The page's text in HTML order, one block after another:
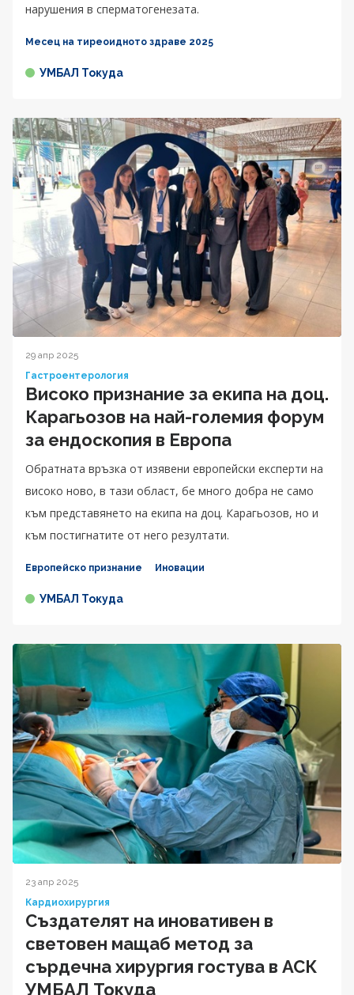
нарушения в сперматогенезата.
Месец на тиреоидното здраве 2025
УМБАЛ Токуда
29 апр 2025
Гастроентерология
Високо признание за екипа на доц.
Карагьозов на най-големия форум
за ендоскопия в Европа
Обратната връзка от изявени европейски експерти на
високо ново, в тази област, бе много добра не само
към представянето на екипа на доц. Карагьозов, но и
към постигнатите от него резултати.
Европейско признание Иновации
УМБАЛ Токуда
23 апр 2025
Кардиохирургия
Създателят на иновативен в
световен мащаб метод за
сърдечна хирургия гостува в АСК
УМБАЛ Токуда